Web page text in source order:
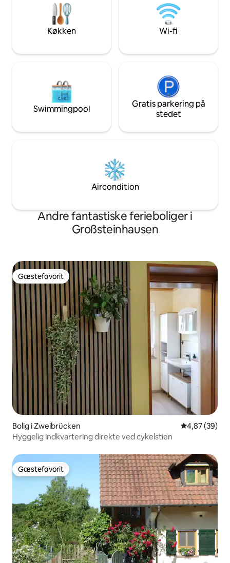
Pergola med LED-lys og justerbare
alle, der søger wellness og afslapning.
sauna, der kan
sandstenshvelvet
personer.
Køkken Wi-fi
Swimmingpool
Gratis parkering på
stedet
Aircondition
Andre fantastiske ferieboliger i
Großsteinhausen
Gæstefavorit
Gæstefavorit
Bolig i Zweibrücken 4,87 ud af 5 i
4,87 (39)
Hyggelig indkvartering direkte ved cykelstien
Gæstefavorit
Gæstefavorit